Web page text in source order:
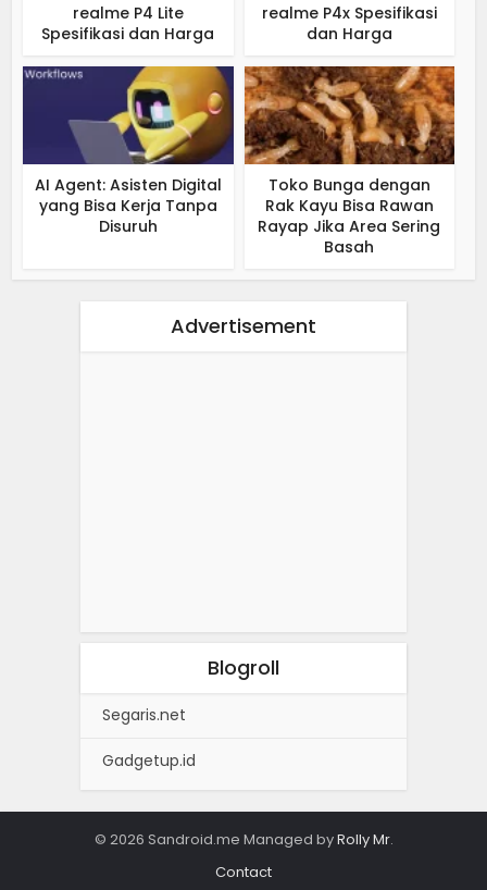
realme P4 Lite
Spesifikasi dan Harga
realme P4x Spesifikasi
dan Harga
AI Agent: Asisten Digital
yang Bisa Kerja Tanpa
Disuruh
Toko Bunga dengan
Rak Kayu Bisa Rawan
Rayap Jika Area Sering
Basah
Advertisement
Blogroll
Segaris.net
Gadgetup.id
© 2026 Sandroid.me Managed byRolly Mr.
Contact